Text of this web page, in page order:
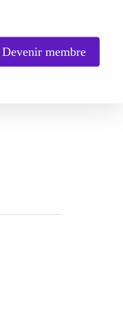
Devenir membre